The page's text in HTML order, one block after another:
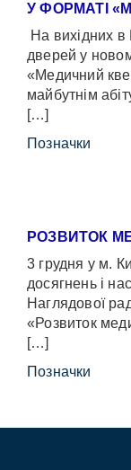
У ФОРМАТІ
На вихідних
дверей у
«Медичний
майбутнім
[…]
Позначки
РОЗВИТОК
3 грудня у м.
досягнень і
Наглядової
«Розвиток
[…]
Позначки